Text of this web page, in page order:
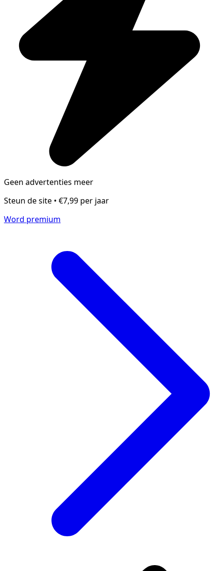
Geen advertenties meer
Steun de site • €7,99 per jaar
Word premium